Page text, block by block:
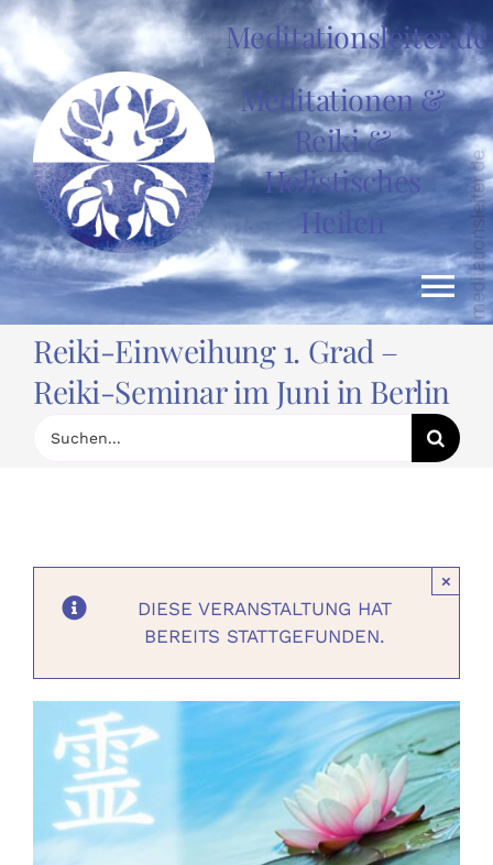
Zum
Inhalt
springen
Meditationsleiter.de
Meditationen &
Reiki &
Holistisches
Heilen
News
Events
Shop
About
Reiki-Einweihung 1. Grad –
Reiki-Seminar im Juni in Berlin
nach:
DIESE VERANSTALTUNG HAT
BEREITS STATTGEFUNDEN.
×